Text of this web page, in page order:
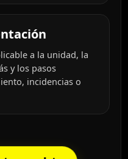
a la unidad, la
y los pasos
incidencias o